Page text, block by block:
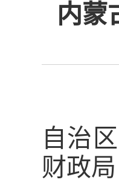
内蒙
自治
财政